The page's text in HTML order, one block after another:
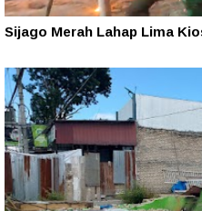
Sijago Merah Lahap Lima